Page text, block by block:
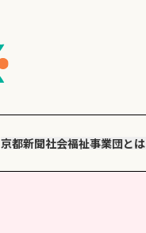
京都新聞社会福祉事業団とは